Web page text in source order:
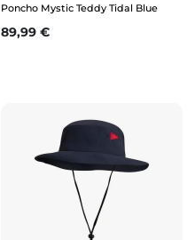
Poncho Mystic Teddy Tidal Blue
Prix
89,99 €